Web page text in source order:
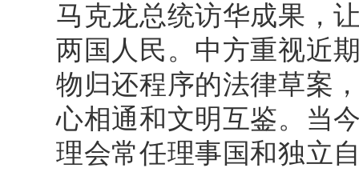
马克龙总统访华成果，
两国人民。中方重视近
物归还程序的法律草案
心相通和文明互鉴。当
理会常任理事国和独立